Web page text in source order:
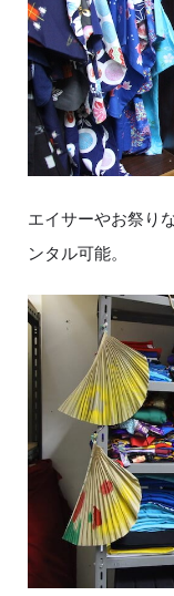
エイサーやお祭り
ンタル可能。